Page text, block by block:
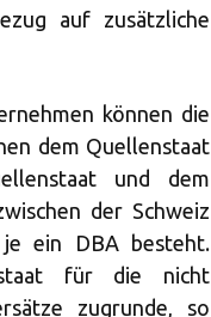
auf zusätzliche
können die
dem Quellenstaat
und dem
der Schweiz
je ein DBA besteht.
für die nicht
zugrunde, so